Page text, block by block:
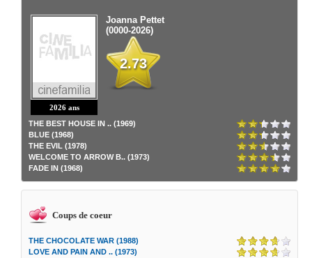
2026 ans
Joanna Pettet
(0000-2026)
2.73
THE BEST HOUSE IN .. (1969)
BLUE (1968)
THE EVIL (1978)
WELCOME TO ARROW B.. (1973)
FADE IN (1968)
Coups de coeur
THE CHOCOLATE WAR (1988)
LOVE AND PAIN AND .. (1973)